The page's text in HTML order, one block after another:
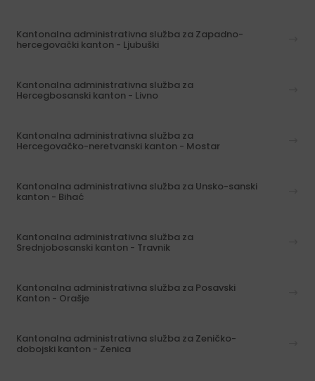
Kantonalna administrativna služba za Zapadno-
hercegovački kanton - Ljubuški
Kantonalna administrativna služba za
Hercegbosanski kanton - Livno
Kantonalna administrativna služba za
Hercegovačko-neretvanski kanton - Mostar
Kantonalna administrativna služba za Unsko-sanski
kanton - Bihać
Kantonalna administrativna služba za
Srednjobosanski kanton - Travnik
Kantonalna administrativna služba za Posavski
Kanton - Orašje
Kantonalna administrativna služba za Zeničko-
dobojski kanton - Zenica